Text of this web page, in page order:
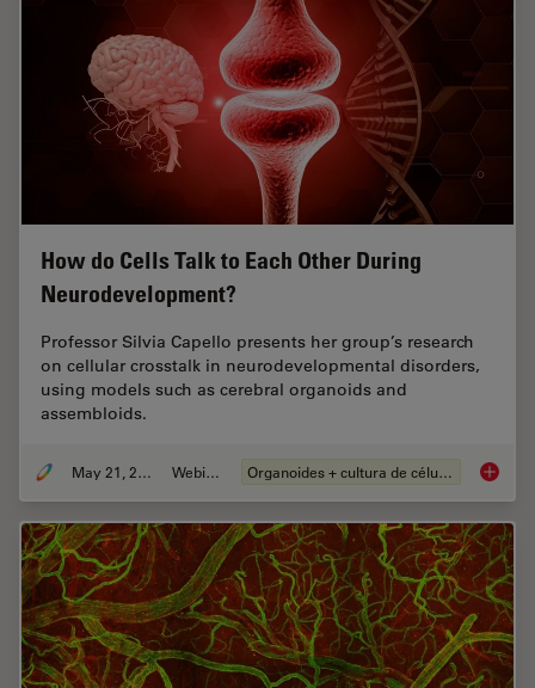
How do Cells Talk to Each Other During
Neurodevelopment?
Professor Silvia Capello presents her group’s research
on cellular crosstalk in neurodevelopmental disorders,
using models such as cerebral organoids and
assembloids.
May 21, 2024 Webinar Organoides + cultura de células 3D How